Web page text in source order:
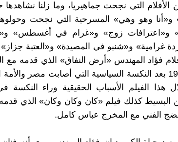
الأفلام التي نجحت جماهيريا، وما زلنا
و«أنا وهو وهي» المسرحية التي نجحت
و«اعترافات زوج» و«غرام في أغسطس»
غرامية» و«شنبو في المصيدة» و«العتبة جزاز»
فؤاد المهندس «أرض النفاق» الذي قدمه مع
عام 1968 بعد النكسة السياسية التي أصابت مصر
هذا الفيلم الأسباب الحقيقية وراء النكسة
الفني مع المخرج عباس كامل.